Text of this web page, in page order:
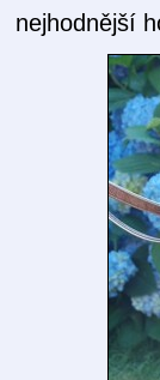
nejhodnější